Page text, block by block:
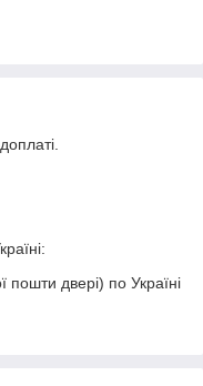
двері) по Україні